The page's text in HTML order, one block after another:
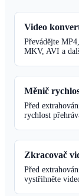
Video
Převádějte
MKV, AVI a
Měnič
Před
rychlost
Zkracovač
Před
vystřihněte